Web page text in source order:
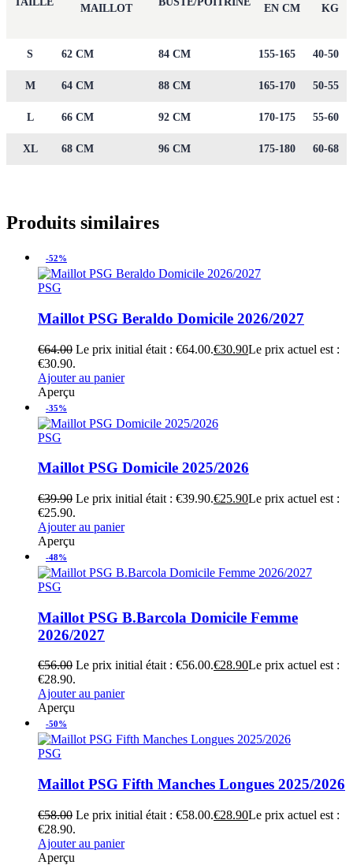
MAILLOT
EN CM
KG
S 62 CM 84 CM 155-165 40-50
M 64 CM 88 CM 165-170 50-55
L 66 CM 92 CM 170-175 55-60
XL 68 CM 96 CM 175-180 60-68
Produits similaires
-52%
PSG
Maillot PSG Beraldo Domicile 2026/2027
€64.00 Le prix initial était : €64.00.€30.90Le prix actuel est :
€30.90.
Ajouter au panier
Aperçu
-35%
PSG
Maillot PSG Domicile 2025/2026
€39.90 Le prix initial était : €39.90.€25.90Le prix actuel est :
€25.90.
Ajouter au panier
Aperçu
-48%
PSG
Maillot PSG B.Barcola Domicile Femme
2026/2027
€56.00 Le prix initial était : €56.00.€28.90Le prix actuel est :
€28.90.
Ajouter au panier
Aperçu
-50%
PSG
Maillot PSG Fifth Manches Longues 2025/2026
€58.00 Le prix initial était : €58.00.€28.90Le prix actuel est :
€28.90.
Ajouter au panier
Aperçu